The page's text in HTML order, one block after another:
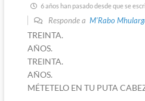
6 años han pasado desde que se
Responde a M'Rabo
TREINTA.
AÑOS.
TREINTA.
AÑOS.
MÉTETELO EN TU PUTA